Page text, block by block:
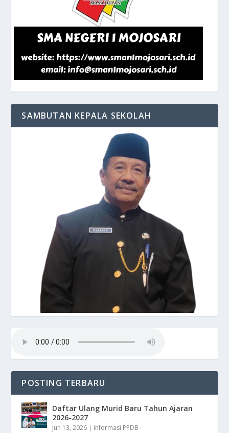
SAMBUTAN KEPALA SEKOLAH
POSTING TERBARU
Daftar Ulang Murid Baru Tahun Ajaran
2026-2027
Jun 13, 2026 | Informasi PPDB